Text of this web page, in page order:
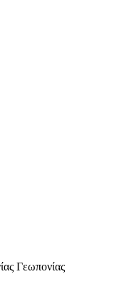
Γεωπονίας